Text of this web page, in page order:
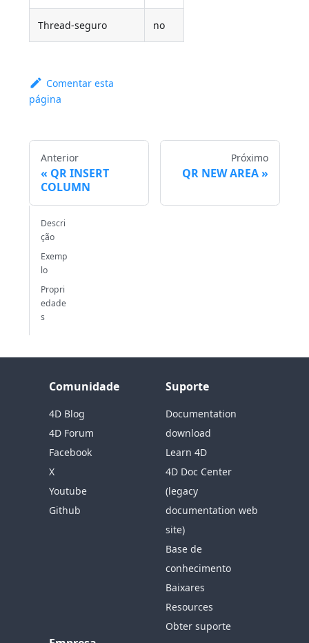
Thread-seguro no
Comentar esta
página
Anterior
QR INSERT
COLUMN
Próximo
QR NEW AREA
Descri
ção
Exemp
lo
Propri
edade
s
Comunidade
4D Blog
4D Forum
Facebook
X
Youtube
Github
Suporte
Documentation
download
Learn 4D
4D Doc Center
(legacy
documentation web
site)
Base de
conhecimento
Baixares
Resources
Obter suporte